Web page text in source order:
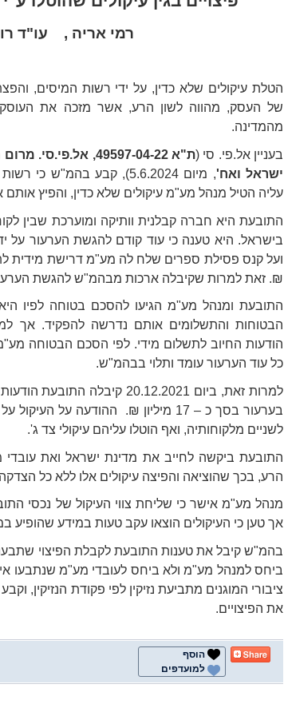
רמי אריה , עו"ד
הטלת עיקולים שלא כדין, על ידי רשות המיסים,
של העסק, מהווה לשון הרע, אשר מזכה את העוסק
מהמדינה.
בעניין אל.פי. סי (
ת"א 49597-04-22,
ישראל ואח'
, מיום 5.6.2024), קבע בהמ"ש
עליה הטיל מנהל מע"מ עיקולים שלא כדין, והפיץ אותם
התובעת היא חברה קבלנית וותיקה ומוערכת שבין
בישראל. היא טענה כי עוד קודם להגשת הערעור על
₪. זאת למרות שקיבלה ארכות מבהמ"ש להגשת
התובעת ומנהל מע"מ הגיעו להסכם בטוחה לפיו
הבטוחות והתשלומים אותם נדרשה להפקיד. אך
הודעות החיוב לתשלום מידי. לפי הסכם הבטוחה
כל עוד הערעור עומד ותלוי בבהמ"ש.
למרות זאת, ביום 20.12.2021
בערעור בסך כ – 17 מיליון ₪. ההודעה על
לשניים מלקוחותיה, ואף הוטלו עליהם עיקולי צד ג'.
התובעת ביקשה לחייב את מדינת ישראל ואת עובדי
הרע, בכך שהוציאה והפיצה עיקולים אלו ללא כל
מנהל מע"מ אישר כי שליחת צווי העיקול של נכסי
אך טען כי העיקולים הוצאו עקב טעות במידע שהופיע
בהמ"ש קיבל את טענות התובעת לקבלת הפיצוי שתבעה
ביחס למנהל מע"מ ולא ביחס לעובדי מע"מ שנתבעו
ציבורי המוגנים מתביעת נזיקין לפי פקודת הנזיקין,
את הפיצויים.
הוסף
למועדפים